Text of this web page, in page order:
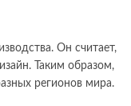
Он считает,
Таким образом,
регионов мира.